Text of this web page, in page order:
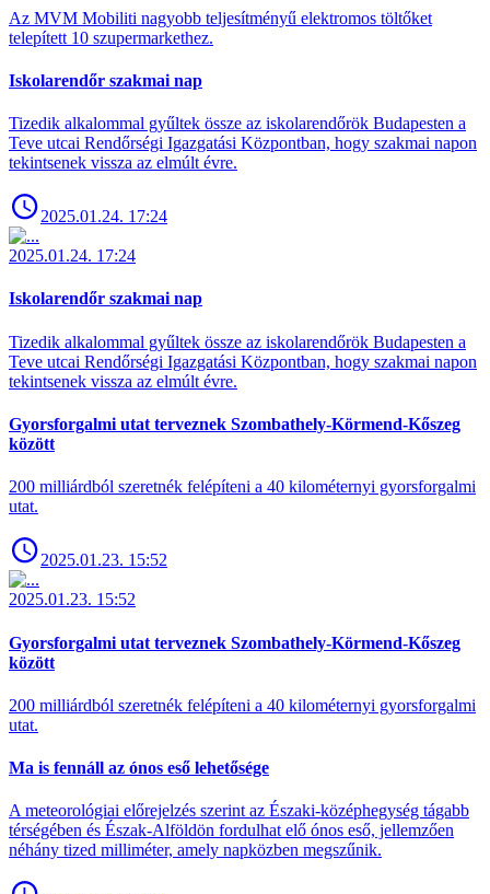
Az MVM Mobiliti nagyobb teljesítményű elektromos töltőket
telepített 10 szupermarkethez.
Iskolarendőr szakmai nap
Tizedik alkalommal gyűltek össze az iskolarendőrök Budapesten a
Teve utcai Rendőrségi Igazgatási Központban, hogy szakmai napon
tekintsenek vissza az elmúlt évre.
2025.01.24. 17:24
2025.01.24. 17:24
Iskolarendőr szakmai nap
Tizedik alkalommal gyűltek össze az iskolarendőrök Budapesten a
Teve utcai Rendőrségi Igazgatási Központban, hogy szakmai napon
tekintsenek vissza az elmúlt évre.
Gyorsforgalmi utat terveznek Szombathely-Körmend-Kőszeg
között
200 milliárdból szeretnék felépíteni a 40 kilométernyi gyorsforgalmi
utat.
2025.01.23. 15:52
2025.01.23. 15:52
Gyorsforgalmi utat terveznek Szombathely-Körmend-Kőszeg
között
200 milliárdból szeretnék felépíteni a 40 kilométernyi gyorsforgalmi
utat.
Ma is fennáll az ónos eső lehetősége
A meteorológiai előrejelzés szerint az Északi-középhegység tágabb
térségében és Észak-Alföldön fordulhat elő ónos eső, jellemzően
néhány tized milliméter, amely napközben megszűnik.